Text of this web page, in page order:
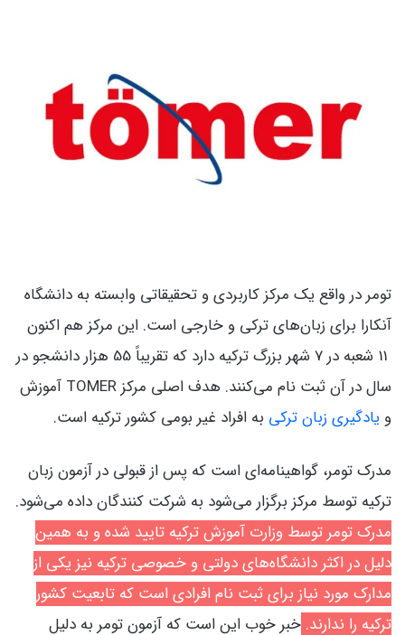
تومر در واقع یک مرکز کاربردی و تحقیقاتی وابسته به دانشگاه
آنکارا برای زبان‌های ترکی و خارجی است. این مرکز هم اکنون
11 شعبه در 7 شهر بزرگ ترکیه دارد که تقریباً 55 هزار دانشجو در
سال در آن ثبت نام می‌کنند. هدف اصلی مرکز TOMER آموزش
و یادگیری زبان ترکی به افراد غیر بومی کشور ترکیه است.
مدرک تومر، گواهینامه‌‌ای است که پس از قبولی در آزمون زبان
ترکیه توسط مرکز برگزار می‌شود به شرکت کنندگان داده می‌شود.
مدرک تومر توسط وزارت آموزش ترکیه تایید شده و به همین
دلیل در اکثر دانشگاه‌های دولتی و خصوصی ترکیه نیز یکی از
مدارک مورد نیاز برای ثبت نام افرادی است که تابعیت کشور
ترکیه را ندارند. خبر خوب این است که آزمون تومر به دلیل